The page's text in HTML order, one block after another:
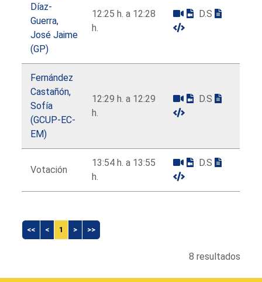
Díaz-
Guerra,
José Jaime
(GP)
12:25 h. a 12:28
h.
D.S
Fernández
Castañón,
Sofía
(GCUP-EC-
EM)
12:29 h. a 12:29
h.
D.S
Votación
13:54 h. a 13:55
h.
D.S
<< < 1 > >>
8 resultados